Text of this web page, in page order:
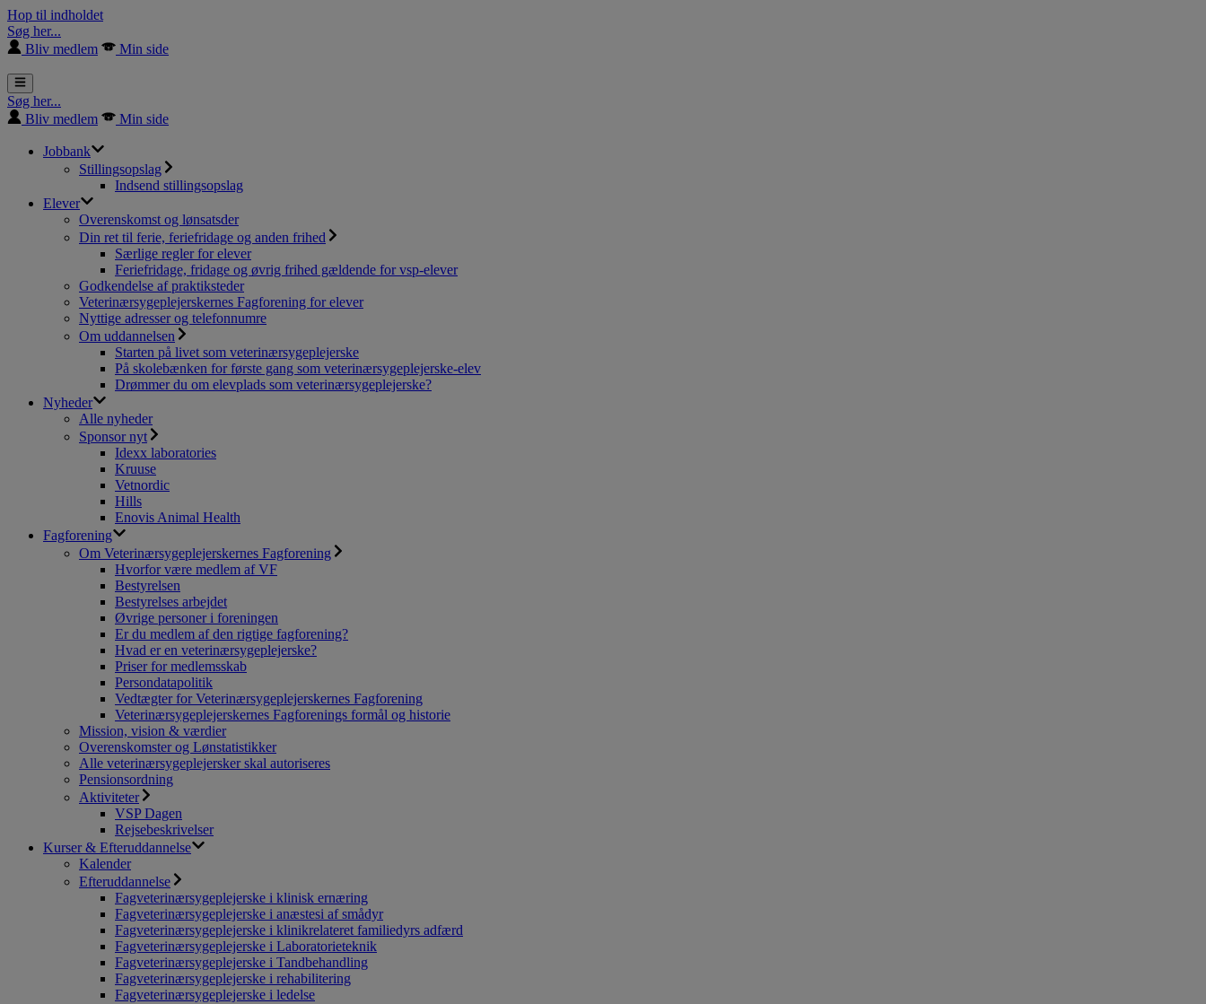
Hop til indholdet
Søg her...
Bliv medlem
Min side
Søg her...
Bliv medlem
Min side
Jobbank
Stillingsopslag
Indsend stillingsopslag
Elever
Overenskomst og lønsatsder
Din ret til ferie, feriefridage og anden frihed
Særlige regler for elever
Feriefridage, fridage og øvrig frihed gældende for vsp-elever
Godkendelse af praktiksteder
Veterinærsygeplejerskernes Fagforening for elever
Nyttige adresser og telefonnumre
Om uddannelsen
Starten på livet som veterinærsygeplejerske
På skolebænken for første gang som veterinærsygeplejerske-elev
Drømmer du om elevplads som veterinærsygeplejerske?
Nyheder
Alle nyheder
Sponsor nyt
Idexx laboratories
Kruuse
Vetnordic
Hills
Enovis Animal Health
Fagforening
Om Veterinærsygeplejerskernes Fagforening
Hvorfor være medlem af VF
Bestyrelsen
Bestyrelses arbejdet
Øvrige personer i foreningen
Er du medlem af den rigtige fagforening?
Hvad er en veterinærsygeplejerske?
Priser for medlemsskab
Persondatapolitik
Vedtægter for Veterinærsygeplejerskernes Fagforening
Veterinærsygeplejerskernes Fagforenings formål og historie
Mission, vision & værdier
Overenskomster og Lønstatistikker
Alle veterinærsygeplejersker skal autoriseres
Pensionsordning
Aktiviteter
VSP Dagen
Rejsebeskrivelser
Kurser & Efteruddannelse
Kalender
Efteruddannelse
Fagveterinærsygeplejerske i klinisk ernæring
Fagveterinærsygeplejerske i anæstesi af smådyr
Fagveterinærsygeplejerske i klinikrelateret familiedyrs adfærd
Fagveterinærsygeplejerske i Laboratorieteknik
Fagveterinærsygeplejerske i Tandbehandling
Fagveterinærsygeplejerske i rehabilitering
Fagveterinærsygeplejerske i ledelse